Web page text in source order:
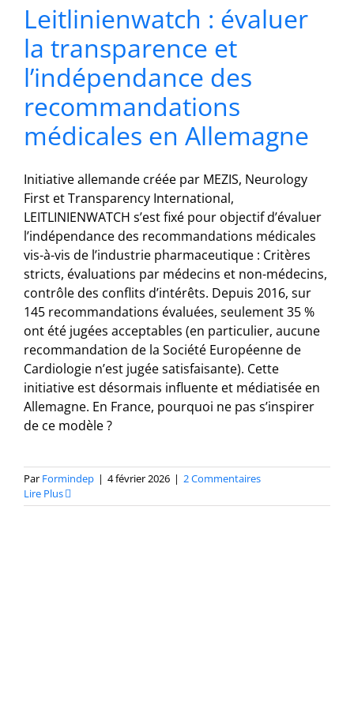
Leitlinienwatch : évaluer
la transparence et
l’indépendance des
recommandations
médicales en Allemagne
Initiative allemande créée par MEZIS, Neurology
First et Transparency International,
LEITLINIENWATCH s’est fixé pour objectif d’évaluer
l’indépendance des recommandations médicales
vis-à-vis de l’industrie pharmaceutique : Critères
stricts, évaluations par médecins et non-médecins,
contrôle des conflits d’intérêts. Depuis 2016, sur
145 recommandations évaluées, seulement 35 %
ont été jugées acceptables (en particulier, aucune
recommandation de la Société Européenne de
Cardiologie n’est jugée satisfaisante). Cette
initiative est désormais influente et médiatisée en
Allemagne. En France, pourquoi ne pas s’inspirer
de ce modèle ?
Par Formindep | 4 février 2026 | 2 Commentaires
Lire Plus